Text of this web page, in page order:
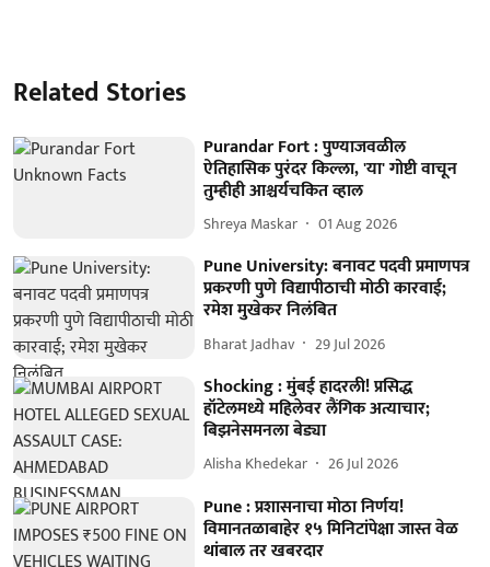
Related Stories
Purandar Fort : पुण्याजवळील
ऐतिहासिक पुरंदर किल्ला, 'या' गोष्टी वाचून
तुम्हीही आश्चर्यचकित व्हाल
Shreya Maskar 01 Aug 2026
Pune University: बनावट पदवी प्रमाणपत्र
प्रकरणी पुणे विद्यापीठाची मोठी कारवाई;
रमेश मुखेकर निलंबित
Bharat Jadhav 29 Jul 2026
Shocking : मुंबई हादरली! प्रसिद्ध
हॉटेलमध्ये महिलेवर लैंगिक अत्याचार;
बिझनेसमनला बेड्या
Alisha Khedekar 26 Jul 2026
Pune : प्रशासनाचा मोठा निर्णय!
विमानतळाबाहेर १५ मिनिटांपेक्षा जास्त वेळ
थांबाल तर खबरदार